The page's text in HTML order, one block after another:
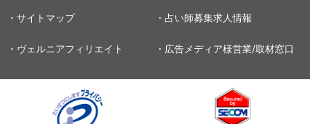
・サイトマップ ・占い師募集求人情報
・ヴェルニアフィリエイト ・広告メディア様営業/取材窓口